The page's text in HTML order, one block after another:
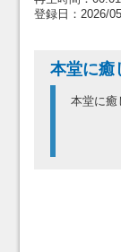
登録日：2026/
本堂に癒
本堂に癒